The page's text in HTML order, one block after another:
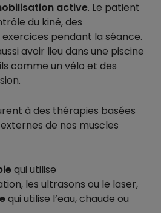
active. Le patient
du kiné, des
pendant la séance.
avoir lieu dans une piscine
comme un vélo et des
à des thérapies basées
de nos muscles
qui utilise
les ultrasons ou le laser,
qui utilise l’eau, chaude ou